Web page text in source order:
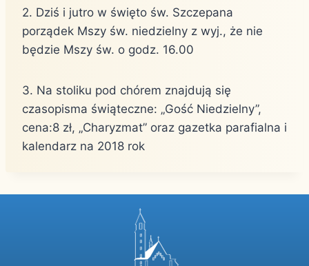
2. Dziś i jutro w święto św. Szczepana
porządek Mszy św. niedzielny z wyj., że nie
będzie Mszy św. o godz. 16.00
3. Na stoliku pod chórem znajdują się
czasopisma świąteczne: „Gość Niedzielny”,
cena:8 zł, „Charyzmat” oraz gazetka parafialna i
kalendarz na 2018 rok